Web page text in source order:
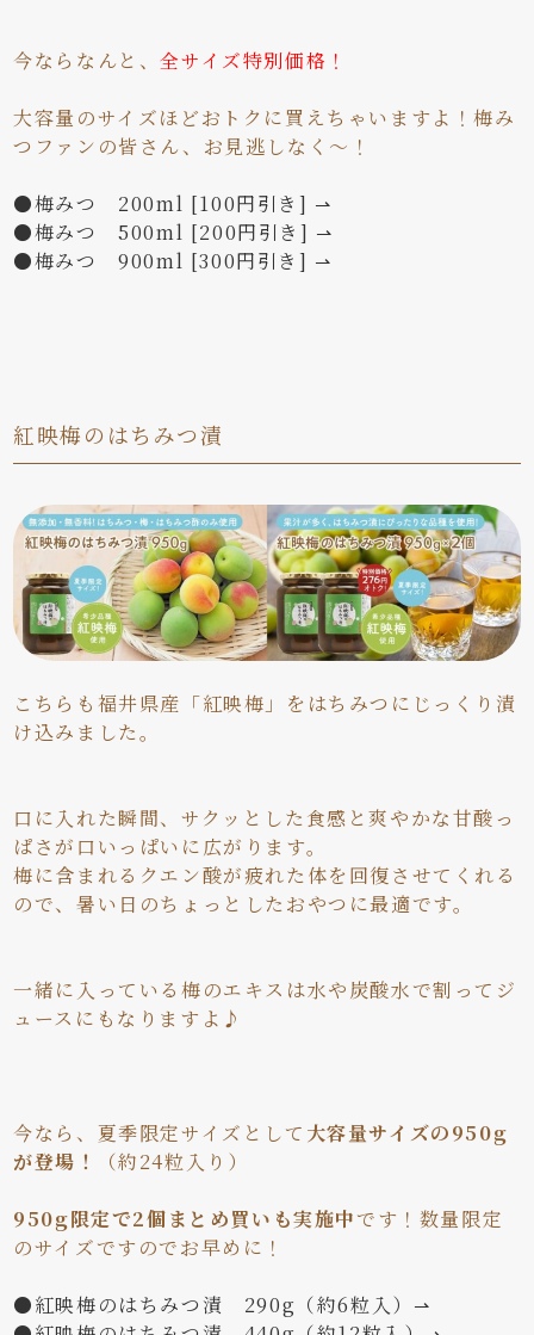
今ならなんと、全サイズ特別価格！
大容量のサイズほどおトクに買えちゃいますよ！梅み
つファンの皆さん、お見逃しなく～！
●梅みつ 200ml [100円引き] ⇀
●梅みつ 500ml [200円引き] ⇀
●梅みつ 900ml [300円引き] ⇀
紅映梅のはちみつ漬
こちらも福井県産「紅映梅」をはちみつにじっくり漬
け込みました。
口に入れた瞬間、サクッとした食感と爽やかな甘酸っ
ぱさが口いっぱいに広がります。
梅に含まれるクエン酸が疲れた体を回復させてくれる
ので、暑い日のちょっとしたおやつに最適です。
一緒に入っている梅のエキスは水や炭酸水で割ってジ
ュースにもなりますよ♪
今なら、夏季限定サイズとして 大容量サイズの950g
が登場！
（約24粒入り）
950g限定で2個まとめ買いも実施中です！数量限定
のサイズですのでお早めに！
●紅映梅のはちみつ漬 290g（約6粒入）⇀